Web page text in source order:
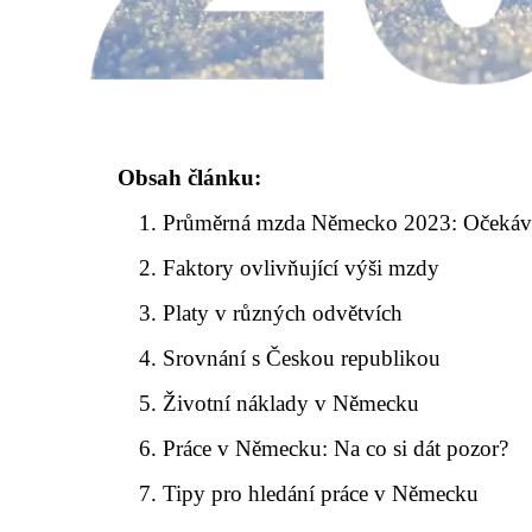
Obsah článku:
Průměrná mzda Německo 2023:
Faktory ovlivňující výši mzdy
Platy v různých odvětvích
Srovnání s Českou republikou
Životní náklady v Německu
Práce v Německu: Na co si dát pozor?
Tipy pro hledání práce v Německu